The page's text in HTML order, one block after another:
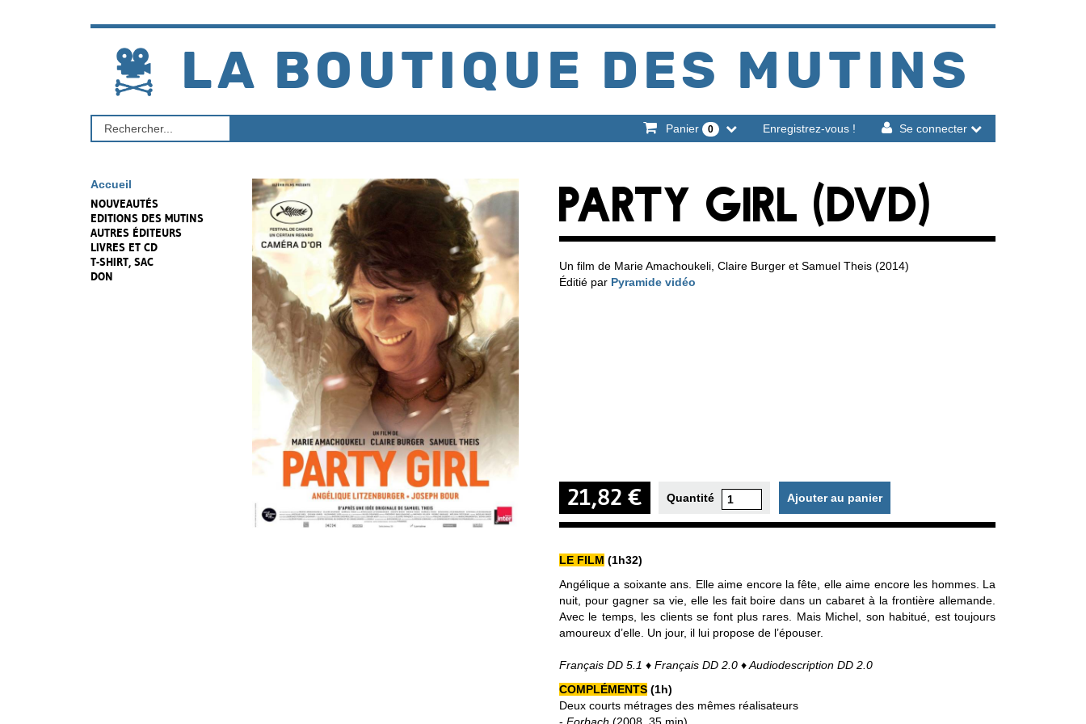
LA BOUTIQUE DES MUTINS
Rechercher
un
Enregistrez-vous ! Se connecter
Panier 0
Accueil
NOUVEAUTÉS
EDITIONS DES MUTINS
AUTRES ÉDITEURS
LIVRES ET CD
T-SHIRT, SAC
DON
PARTY GIRL (DVD)
Un film de Marie Amachoukeli, Claire Burger et Samuel Theis (2014)
Éditié par Pyramide vidéo
21,82 € Quantité Ajouter au panier
LE FILM (1h32)
Angélique a soixante ans. Elle aime encore la fête, elle aime encore les hommes. La
nuit, pour gagner sa vie, elle les fait boire dans un cabaret à la frontière allemande.
Avec le temps, les clients se font plus rares. Mais Michel, son habitué, est toujours
amoureux d’elle. Un jour, il lui propose de l’épouser.
Français DD 5.1 ♦ Français DD 2.0 ♦ Audiodescription DD 2.0
COMPLÉMENTS (1h)
Deux courts métrages des mêmes réalisateurs